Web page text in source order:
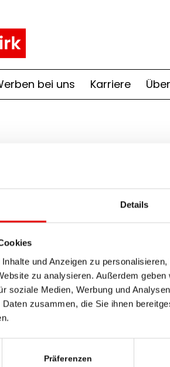
Details
und Anzeigen zu
zu analysieren. Außerdem
soziale Medien, Werbung und
zusammen, die Sie ihnen
Präferenzen
bei uns Karriere
Mag. Martina
E-Mail senden